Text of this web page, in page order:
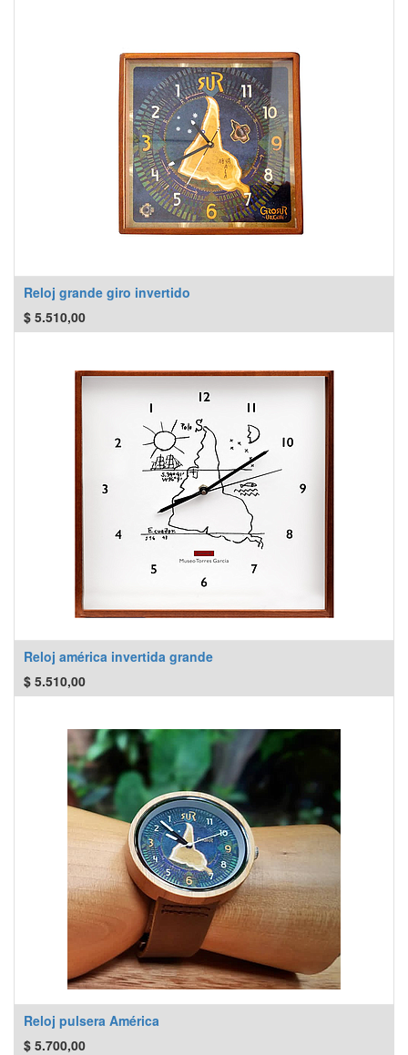
Reloj grande giro invertido
$ 5.510,00
Reloj américa invertida grande
$ 5.510,00
Reloj pulsera América
$ 5.700,00